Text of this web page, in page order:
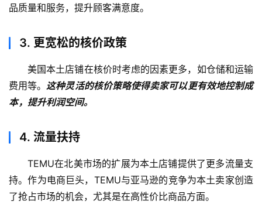
品质量和服务，提升顾客满意度。
3. 更宽松的核价政策
美国本土店铺在核价时考虑的因素更多，如仓储和运输
费用等。这种灵活的核价策略使得卖家可以更有效地控制成
本，提升利润空间。
4. 流量扶持
TEMU在北美市场的扩展为本土店铺提供了更多流量支
持。作为电商巨头，TEMU与亚马逊的竞争为本土卖家创造
了抢占市场的机会，尤其是在高性价比商品方面。